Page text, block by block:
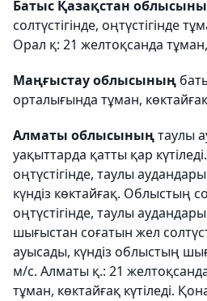
Батыс Қазақстан
солтүстігінде, оңтүстігінде
Орал қ: 21 желтоқсанда тұман,
Маңғыстау облысының
орталығында тұман, көктайғақ
Алматы облысыныңтаулы
уақыттарда қатты қар
оңтүстігінде, таулы
күндіз көктайғақ. Облыстың
оңтүстігінде, таулы
шығыстан соғатын жел
ауысады, күндіз облыстың
м/с. Алматы қ.: 21
тұман, көктайғақ күтіледі.